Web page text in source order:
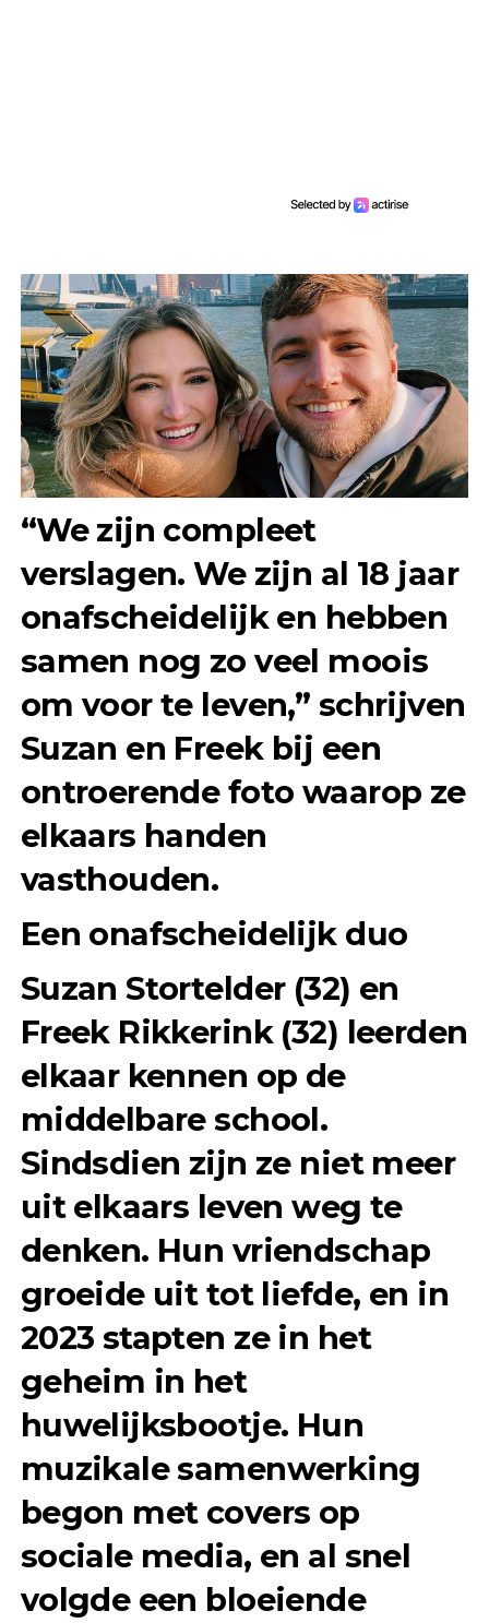
“We zijn compleet
verslagen. We zijn al 18 jaar
onafscheidelijk en hebben
samen nog zo veel moois
om voor te leven,” schrijven
Suzan en Freek bij een
ontroerende foto waarop ze
elkaars handen
vasthouden.
Een onafscheidelijk duo
Suzan Stortelder (32) en
Freek Rikkerink (32) leerden
elkaar kennen op de
middelbare school.
Sindsdien zijn ze niet meer
uit elkaars leven weg te
denken. Hun vriendschap
groeide uit tot liefde, en in
2023 stapten ze in het
geheim in het
huwelijksbootje. Hun
muzikale samenwerking
begon met covers op
sociale media, en al snel
volgde een bloeiende